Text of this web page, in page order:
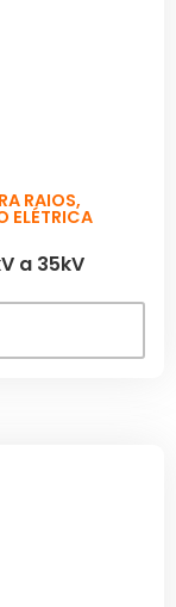
RAIOS,
ELÉTRICA
a 35kV